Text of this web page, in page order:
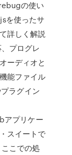
の使い
を使ったサ
詳しく解説
プログレ
ーディオと
能ファイル
ラグイン
アプリケー
スイートで
こでの処